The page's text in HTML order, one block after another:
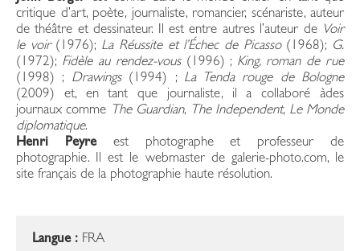
critique d’art, poète, journaliste, romancier, scénariste, auteur
de théâtre et dessinateur. Il est entre autres l’auteur de Voir
le voir (1976); La Réussite et l’Échec de Picasso (1968); G.
(1972); Fidèle au rendez-vous (1996) ; King, roman de rue
(1998) ; Drawings (1994) ; La Tenda rouge de Bologne
(2009) et, en tant que journaliste, il a collaboré àdes
journaux comme The Guardian, The Independent, Le Monde
diplomatique.
Henri Peyreest photographe et professeur de
photographie. Il est le webmaster de galerie-photo.com, le
site français de la photographie haute résolution.
Langue : FRA